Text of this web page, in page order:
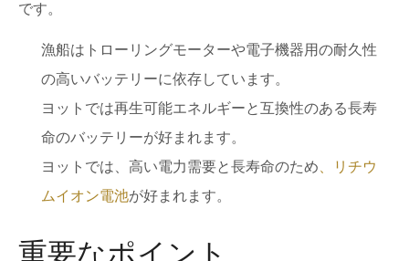
です。
漁船はトローリングモーターや電子機器用の耐久性
の高いバッテリーに依存しています。
ヨットでは再生可能エネルギーと互換性のある長寿
命のバッテリーが好まれます。
ヨットでは、高い電力需要と長寿命のため 、リチウ
ムイオン電池が好まれます。
重要なポイント